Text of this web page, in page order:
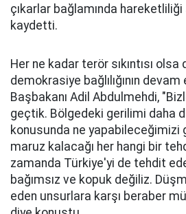
çıkarlar bağlamında
kaydetti.
Her ne kadar terör sıkıntısı olsa
demokrasiye bağlılığının
Başbakanı Adil Abdulmehdi,
geçtik. Bölgedeki gerilimi daha
konusunda ne yapabileceğimizi
maruz kalacağı her hangi bir
zamanda Türkiye'yi de tehdit
bağımsız ve kopuk değiliz.
eden unsurlara karşı beraber